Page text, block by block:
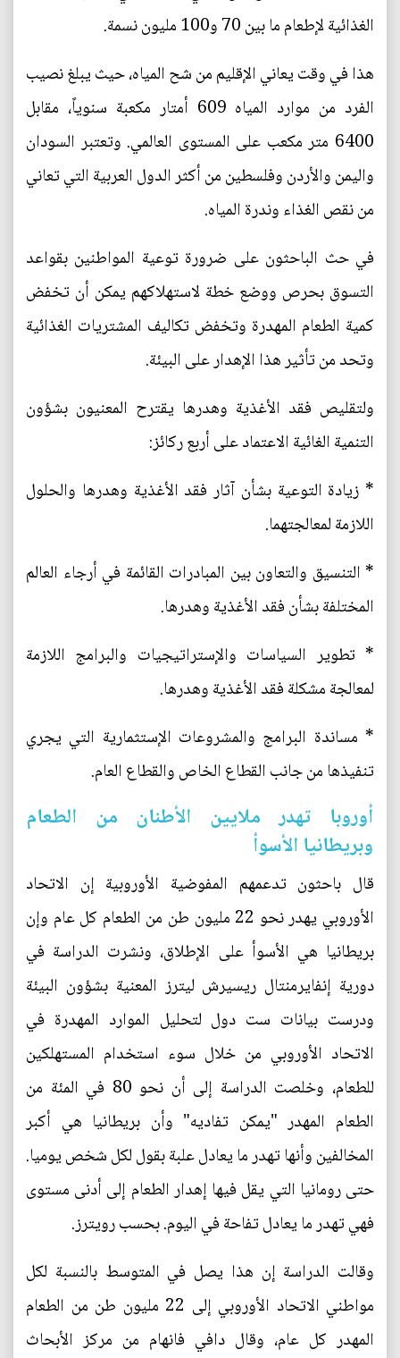
الغذائية لإطعام ما بين 70 و100 مليون نسمة.
هذا في وقت يعاني الإقليم من شح المياه، حيث يبلغ نصيب
الفرد من موارد المياه 609 أمتار مكعبة سنوياً، مقابل
6400 متر مكعب على المستوى العالمي. وتعتبر السودان
واليمن والأردن وفلسطين من أكثر الدول العربية التي تعاني
من نقص الغذاء وندرة المياه.
في حث الباحثون على ضرورة توعية المواطنين بقواعد
التسوق بحرص ووضع خطة لاستهلاكهم يمكن أن تخفض
كمية الطعام المهدرة وتخفض تكاليف المشتريات الغذائية
وتحد من تأثير هذا الإهدار على البيئة.
ولتقليص فقد الأغذية وهدرها يقترح المعنيون بشؤون
التنمية الغائية الاعتماد على أربع ركائز:
* زيادة التوعية بشأن آثار فقد الأغذية وهدرها والحلول
اللازمة لمعالجتهما.
* التنسيق والتعاون بين المبادرات القائمة في أرجاء العالم
المختلفة بشأن فقد الأغذية وهدرها.
* تطوير السياسات والإستراتيجيات والبرامج اللازمة
لمعالجة مشكلة فقد الأغذية وهدرها.
* مساندة البرامج والمشروعات الإستثمارية التي يجري
تنفيذها من جانب القطاع الخاص والقطاع العام.
أوروبا تهدر ملايين الأطنان من الطعام
وبريطانيا الأسوأ
قال باحثون تدعمهم المفوضية الأوروبية إن الاتحاد
الأوروبي يهدر نحو 22 مليون طن من الطعام كل عام وإن
بريطانيا هي الأسوأ على الإطلاق، ونشرت الدراسة في
دورية إنفايرمنتال ريسيرش ليترز المعنية بشؤون البيئة
ودرست بيانات ست دول لتحليل الموارد المهدرة في
الاتحاد الأوروبي من خلال سوء استخدام المستهلكين
للطعام، وخلصت الدراسة إلى أن نحو 80 في المئة من
الطعام المهدر "يمكن تفاديه" وأن بريطانيا هي أكبر
المخالفين وأنها تهدر ما يعادل علبة بقول لكل شخص يوميا.
حتى رومانيا التي يقل فيها إهدار الطعام إلى أدنى مستوى
فهي تهدر ما يعادل تفاحة في اليوم. بحسب رويترز.
وقالت الدراسة إن هذا يصل في المتوسط بالنسبة لكل
مواطني الاتحاد الأوروبي إلى 22 مليون طن من الطعام
المهدر كل عام، وقال دافي فانهام من مركز الأبحاث